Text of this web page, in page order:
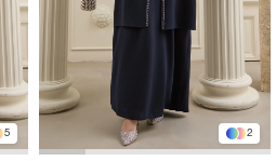
5 2